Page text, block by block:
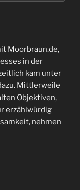
Moorbraun.de,
in der
kam unter
Mittlerweile
Objektiven,
erzählwürdig
nehmen